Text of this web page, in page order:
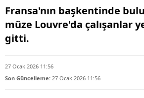
Fransa'nın başkentinde
müze Louvre'da çalışanlar
gitti.
27 Ocak 2026 11:56
Son Güncelleme: 27 Ocak 2026 11:56